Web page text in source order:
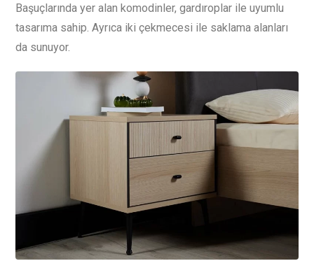
Başuçlarında yer alan komodinler, gardıroplar ile uyumlu
tasarıma sahip. Ayrıca iki çekmecesi ile saklama alanları
da sunuyor.